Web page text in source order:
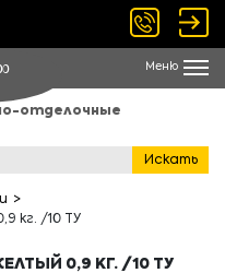
Меню
отделочные
Искать
кг. /10 ТУ
0,9 КГ. /10 ТУ